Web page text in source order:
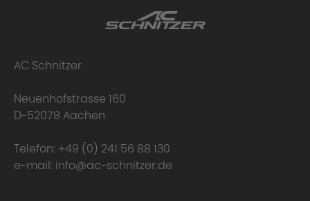
AC Schnitzer
Neuenhofstrasse 160
D-52078 Aachen
Telefon: +49 (0) 241 56 88 130
e-mail: info@ac-schnitzer.de